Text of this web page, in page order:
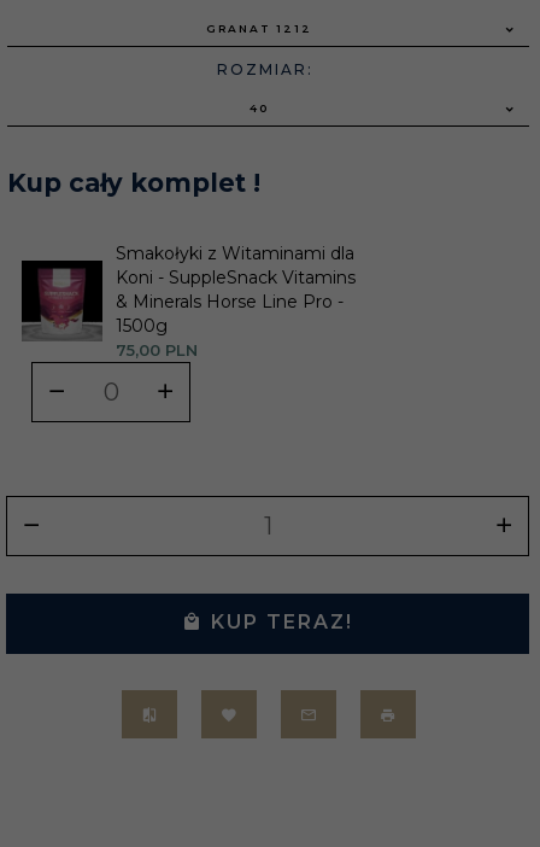
GRANAT 1212
ROZMIAR:
40
Kup cały komplet !
Smakołyki z Witaminami dla
Koni - SuppleSnack Vitamins
& Minerals Horse Line Pro -
1500g
75,00 PLN
KUP TERAZ!